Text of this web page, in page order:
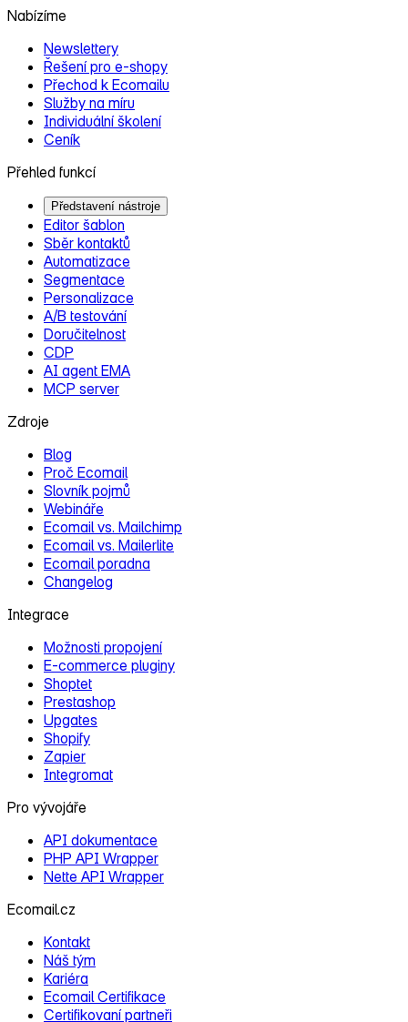
Nabízíme
Newslettery
Řešení pro e‑shopy
Přechod k Ecomailu
Služby na míru
Individuální školení
Ceník
Přehled funkcí
Představení nástroje
Editor šablon
Sběr kontaktů
Automatizace
Segmentace
Personalizace
A/B testování
Doručitelnost
CDP
AI agent EMA
MCP server
Zdroje
Blog
Proč Ecomail
Slovník pojmů
Webináře
Ecomail vs. Mailchimp
Ecomail vs. Mailerlite
Ecomail poradna
Changelog
Integrace
Možnosti propojení
E‑commerce pluginy
Shoptet
Prestashop
Upgates
Shopify
Zapier
Integromat
Pro vývojáře
API dokumentace
PHP API Wrapper
Nette API Wrapper
Ecomail.cz
Kontakt
Náš tým
Kariéra
Ecomail Certifikace
Certifikovaní partneři